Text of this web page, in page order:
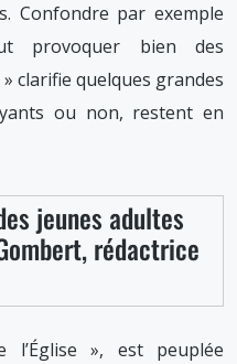
Confondre par exemple
provoquer bien des
clarifie quelques grandes
ou non, restent en
jeunes adultes
rédactrice
», est peuplée